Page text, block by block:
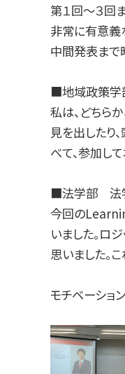
第１回～３回
非常に有意義
中間発表まで
■地域政策
私は、どちら
見を出したり
べて、参加し
■法学部 法
今回の
いました。ロ
思いました。
モチベーショ